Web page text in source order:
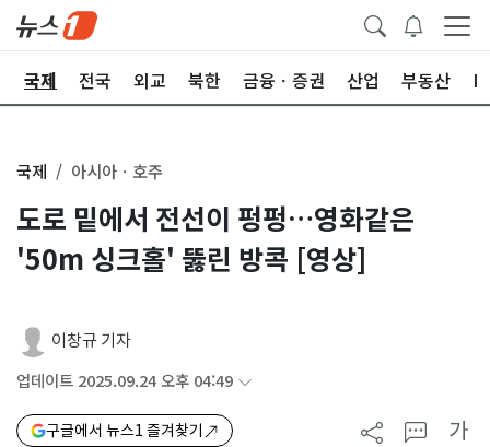
국제 전국 외교 북한 금융ㆍ증권 산업 부동산
국제 아시아ㆍ호주
도로 밑에서 전선이 펑펑…영화같은
'50m 싱크홀' 뚫린 방콕 [영상]
이창규 기자
업데이트 2025.09.24 오후 04:49
구글에서 뉴스1 즐겨찾기 가